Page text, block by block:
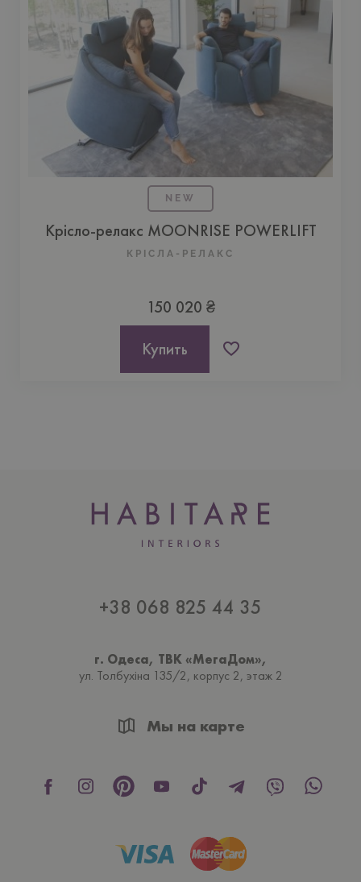
NEW
Крісло-релакс MOONRISE POWERLIFT
КРІСЛА-РЕЛАКС
150 020 ₴
Купить
+38 068 825 44 35
г. Одеса, ТВК «МегаДом»,
ул. Толбухiна 135/2, корпус 2, этаж 2
Мы на карте